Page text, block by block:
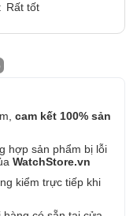
Rất tốt
cam kết 100% sản
hợp sản phẩm bị lỗi
WatchStore.vn
kiểm trực tiếp khi